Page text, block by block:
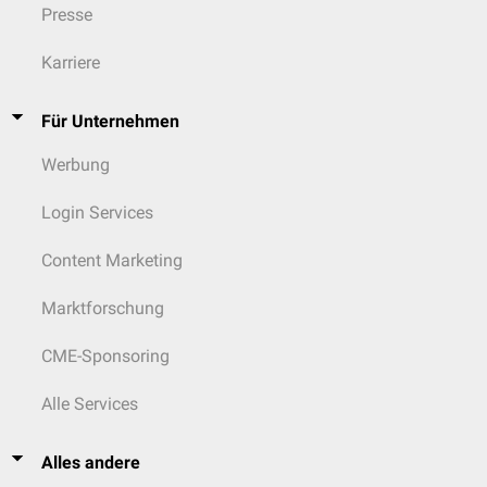
Presse
Karriere
Für Unternehmen
Werbung
Login Services
Content Marketing
Marktforschung
CME-Sponsoring
Alle Services
Alles andere